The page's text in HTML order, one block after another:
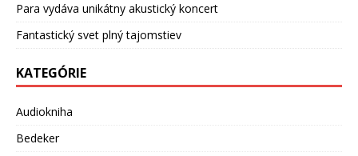
Para vydáva unikátny akustický koncert
Fantastický svet plný tajomstiev
KATEGÓRIE
Audiokniha
Bedeker